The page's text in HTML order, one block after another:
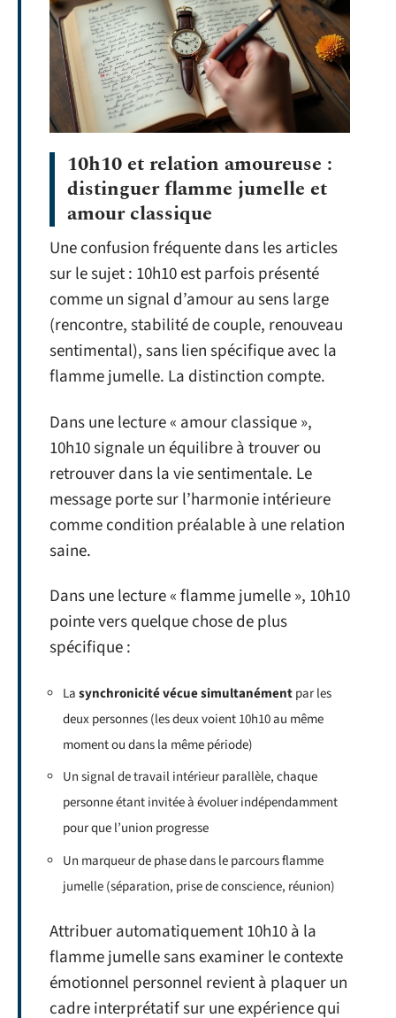
10h10 et relation amoureuse :
distinguer flamme jumelle et
amour classique
Une confusion fréquente dans les articles
sur le sujet : 10h10 est parfois présenté
comme un signal d’amour au sens large
(rencontre, stabilité de couple, renouveau
sentimental), sans lien spécifique avec la
flamme jumelle. La distinction compte.
Dans une lecture « amour classique »,
10h10 signale un équilibre à trouver ou
retrouver dans la vie sentimentale. Le
message porte sur l’harmonie intérieure
comme condition préalable à une relation
saine.
Dans une lecture « flamme jumelle », 10h10
pointe vers quelque chose de plus
spécifique :
Lasynchronicité vécue simultanémentpar les
deux personnes (les deux voient 10h10 au même
moment ou dans la même période)
Un signal de travail intérieur parallèle, chaque
personne étant invitée à évoluer indépendamment
pour que l’union progresse
Un marqueur de phase dans le parcours flamme
jumelle (séparation, prise de conscience, réunion)
Attribuer automatiquement 10h10 à la
flamme jumelle sans examiner le contexte
émotionnel personnel revient à plaquer un
cadre interprétatif sur une expérience qui